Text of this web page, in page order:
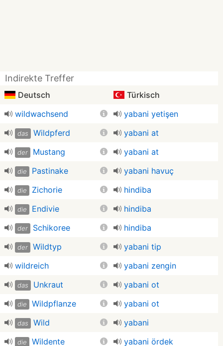
Indirekte Treffer
Deutsch
Türkisch
wildwachsend
yabani yetişen
das Wildpferd yabani at
der Mustang yabani at
die Pastinake yabani havuç
die Zichorie hindiba
die Endivie hindiba
der Schikoree hindiba
der Wildtyp
yabani tip
wildreich
yabani zengin
das Unkraut yabani ot
die Wildpflanze yabani ot
das Wild yabani
die Wildente yabani ördek